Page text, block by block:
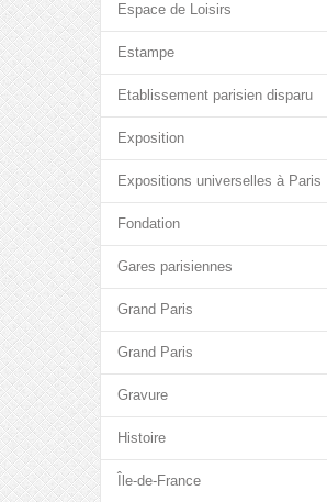
Espace de Loisirs
Estampe
Etablissement parisien disparu
Exposition
Expositions universelles à Paris
Fondation
Gares parisiennes
Grand Paris
Grand Paris
Gravure
Histoire
Île-de-France